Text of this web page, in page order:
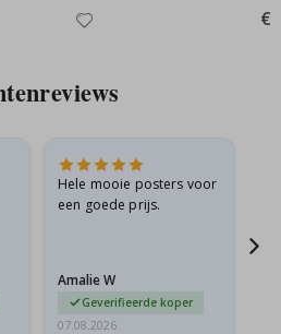
€
Hele mooie posters voor
een goede prijs.
Amalie W
Geverifieerde koper
07.08.2026